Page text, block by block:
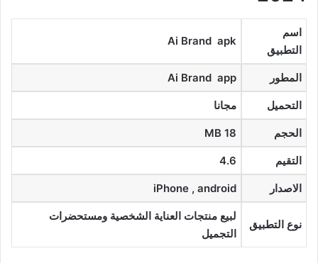
اسم
التطبيق
Ai Brand apk
المطور Ai Brand app
التحميل مجانا
الحجم 18 MB
التقيم 4.6
الاصدار iPhone , android
نوع التطبيق
لبيع منتجات العناية الشخصية ومستحضرات
التجميل